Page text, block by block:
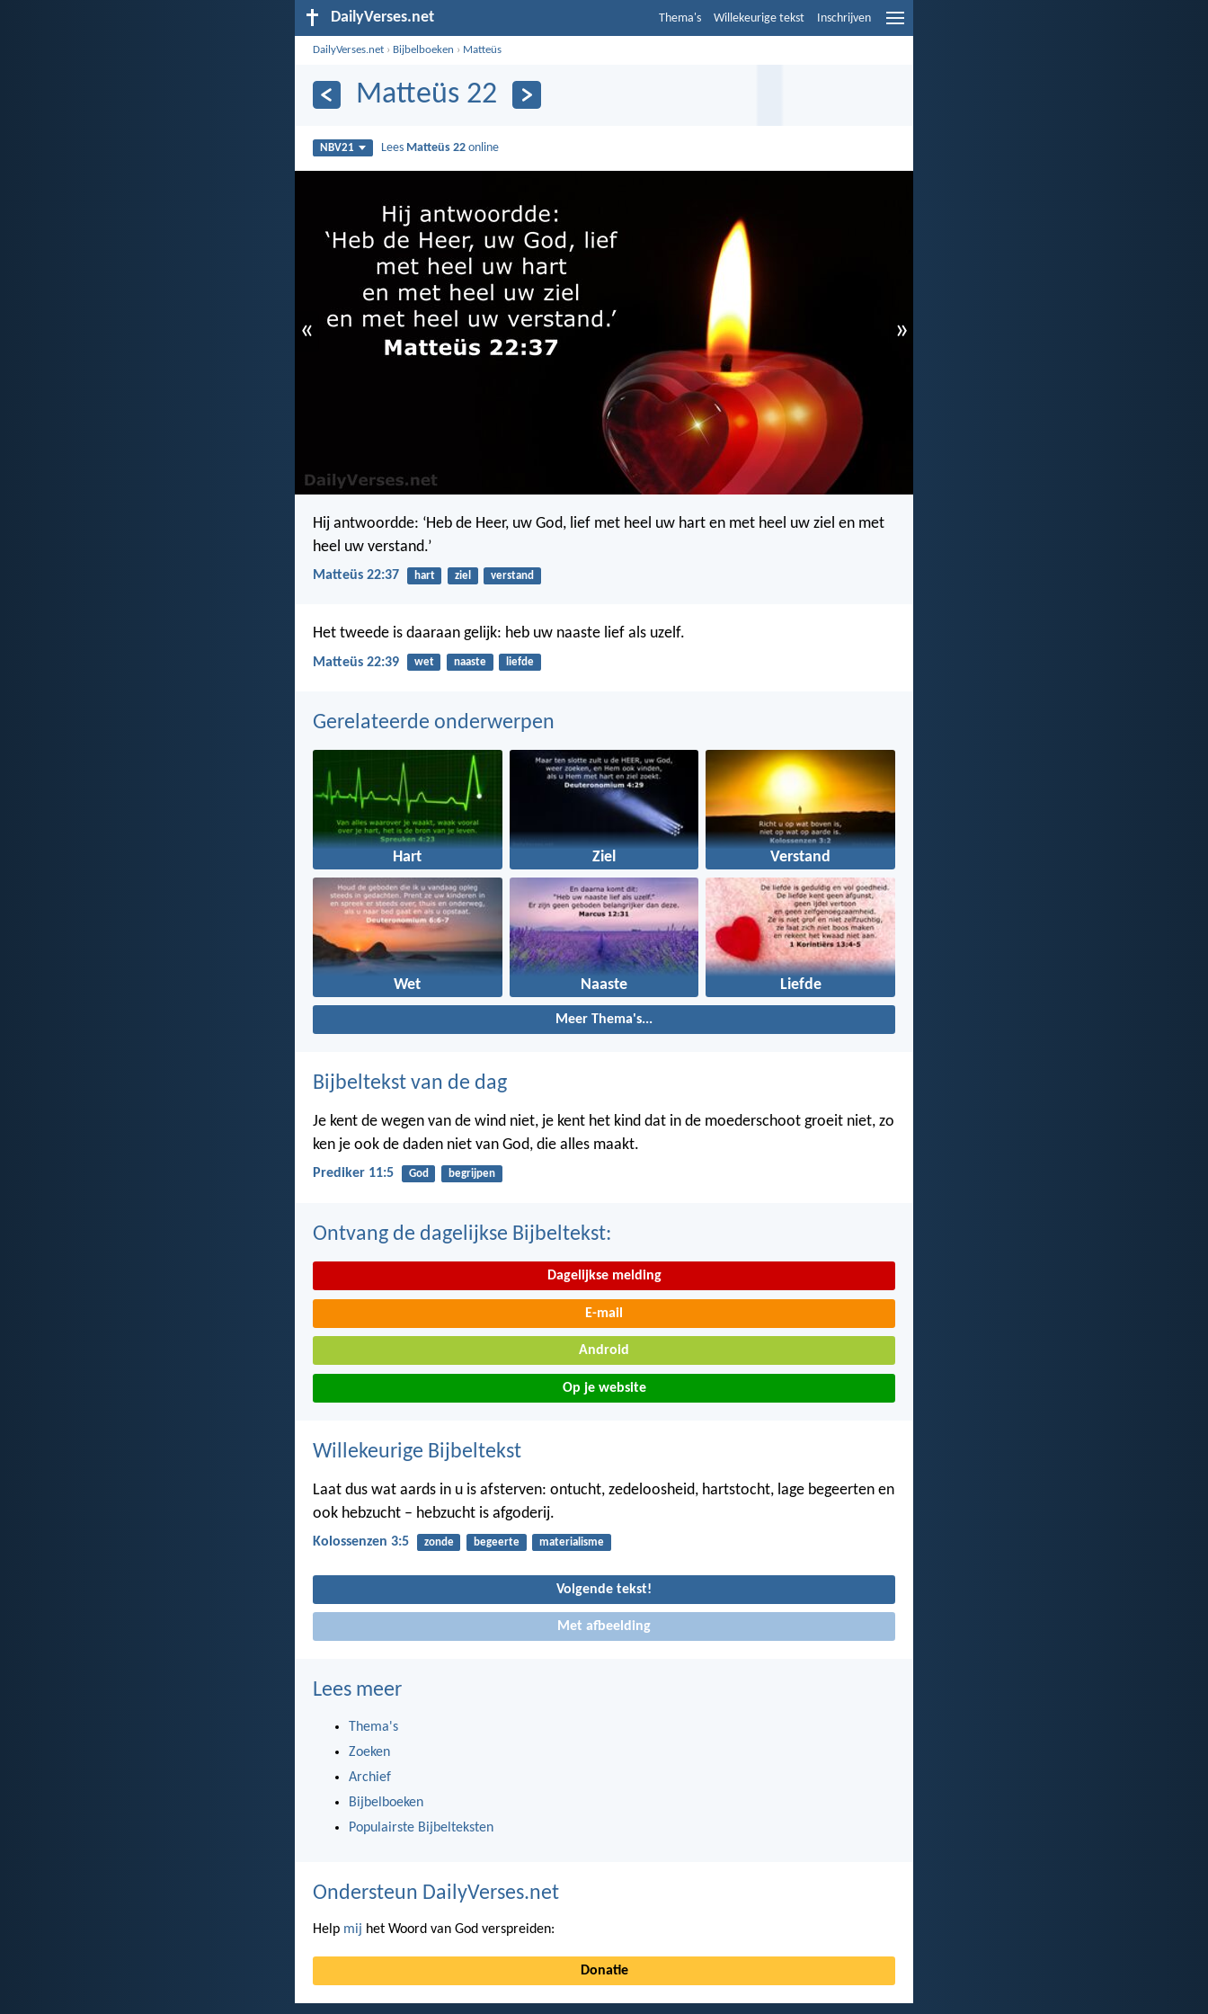
DailyVerses.net Thema's Willekeurige tekst Inschrijven
DailyVerses.net › Bijbelboeken › Matteüs
Matteüs 22
NBV21 Lees Matteüs 22 online
« »
Hij antwoordde: ‘Heb de Heer, uw God, lief met heel uw hart en met heel uw ziel en met
heel uw verstand.’
Matteüs 22:37 hart ziel verstand
Het tweede is daaraan gelijk: heb uw naaste lief als uzelf.
Matteüs 22:39 wet naaste liefde
Gerelateerde onderwerpen
Hart Ziel Verstand
Wet Naaste Liefde
Meer Thema's...
Bijbeltekst van de dag
Je kent de wegen van de wind niet, je kent het kind dat in de moederschoot groeit niet, zo
ken je ook de daden niet van God, die alles maakt.
Prediker 11:5 God begrijpen
Ontvang de dagelijkse Bijbeltekst:
Dagelijkse melding
E-mail
Android
Op je website
Willekeurige Bijbeltekst
Laat dus wat aards in u is afsterven: ontucht, zedeloosheid, hartstocht, lage begeerten en
ook hebzucht – hebzucht is afgoderij.
Kolossenzen 3:5 zonde begeerte materialisme
Volgende tekst!
Met afbeelding
Lees meer
Thema's
Zoeken
Archief
Bijbelboeken
Populairste Bijbelteksten
Ondersteun DailyVerses.net
Help mij het Woord van God verspreiden:
Donatie